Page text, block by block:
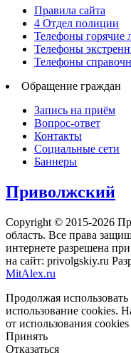
Правила сайта
4 Отдел полиции
Телефоны горячие
Телефоны
Телефоны
Обращение граждан
Запись на приём
Вопрос-ответ
Контакты
Социальные сети
Баннеры
Приволжский
Copyright © 2015-2026
область. Все права
интернете разрешена
на сайт: privolgskiy.ru
MitAlex.ru
Продолжая использовать
использование cookies.
от использования
Принять
Отказаться